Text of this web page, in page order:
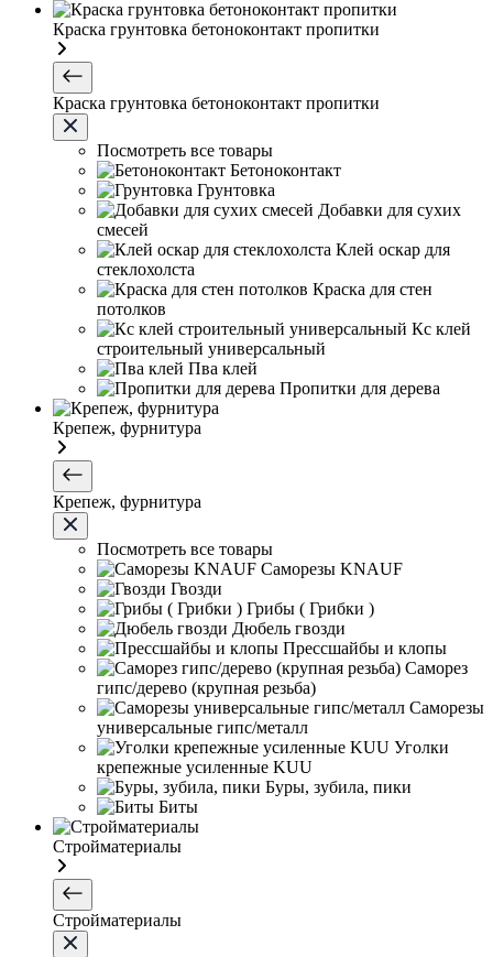
Краска грунтовка бетоноконтакт пропитки
Краска грунтовка бетоноконтакт пропитки
Посмотреть все товары
Бетоноконтакт
Грунтовка
Добавки для сухих
смесей
Клей оскар для
стеклохолста
Краска для стен
потолков
Кс клей
строительный универсальный
Пва клей
Пропитки для дерева
Крепеж, фурнитура
Крепеж, фурнитура
Посмотреть все товары
Саморезы KNAUF
Гвозди
Грибы ( Грибки )
Дюбель гвозди
Прессшайбы и клопы
Саморез
гипс/дерево (крупная резьба)
Саморезы
универсальные гипс/металл
Уголки
крепежные усиленные KUU
Буры, зубила, пики
Биты
Стройматериалы
Стройматериалы